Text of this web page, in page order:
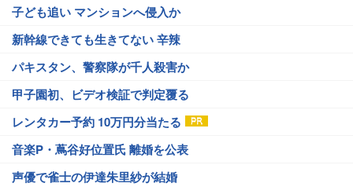
子ども追い マンションへ侵入か
新幹線できても生きてない 辛辣
パキスタン、警察隊が千人殺害か
甲子園初、ビデオ検証で判定覆る
レンタカー予約 10万円分当たる
音楽P・蔦谷好位置氏 離婚を公表
声優で雀士の伊達朱里紗が結婚